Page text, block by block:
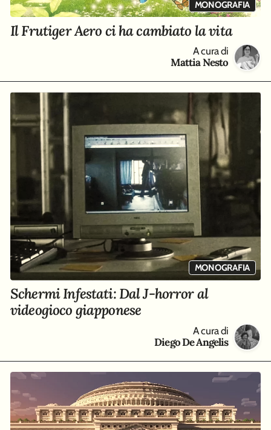
MONOGRAFIA
Il Frutiger Aero ci ha cambiato la vita
A cura di
Mattia Nesto
MONOGRAFIA
Schermi Infestati: Dal J-horror al
videogioco giapponese
A cura di
Diego De Angelis